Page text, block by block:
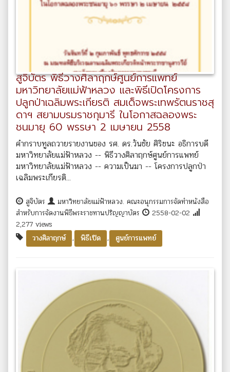
สูจิบัตร พิธีวางศิลาฤกษ์ศูนย์การแพทย์
มหาวิทยาลัยแม่ฟ้าหลวง และพิธีเปิดโครงการ
ปลูกป่าเฉลิมพระเกียรติ สมเด็จพระเทพรัตนราชสุ
ดาฯ สยามบรมราชกุมารี ในโอกาสฉลองพระ
ชนมายุ 60 พรรษา 2 เมษายน 2558
คำกราบทูลถวายรายงานของ รศ. ดร.วันชัย ศิริชนะ อธิการบดี
มหาวิทยาลัยแม่ฟ้าหลวง -- พิธีวางศิลาฤกษ์ศูนย์การแพทย์
มหาวิทยาลัยแม่ฟ้าหลวง -- ความเป็นมา -- โครงการปลูกป่า
เฉลิมพระเกียรติ...
สูจิบัตร
มหาวิทยาลัยแม่ฟ้าหลวง. คณะอนุกรรมการจัดทำหนังสือ
สำหรับการจัดงานพิธีพระราชทานปริญญาบัตร
2558-02-02
2,277 views
วางศิลาฤกษ์
, พิธีเปิด , ศูนย์การแพทย์